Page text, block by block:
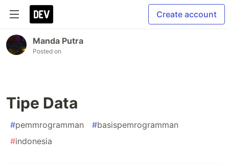
Create account
Manda Putra
Posted on
Tipe Data
#pemmrogramman #basispemrogramman
#indonesia